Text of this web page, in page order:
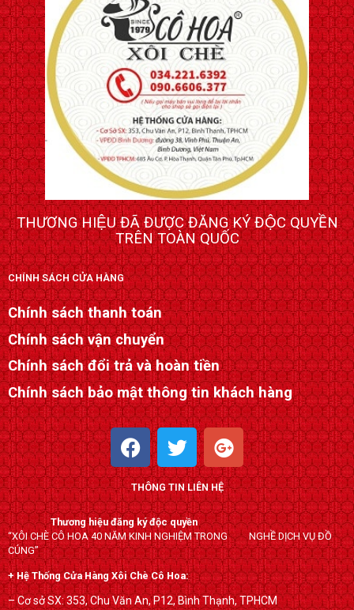
THƯƠNG HIỆU ĐÃ ĐƯỢC ĐĂNG KÝ ĐỘC QUYỀN
TRÊN TOÀN QUỐC
CHÍNH SÁCH CỬA HÀNG
Chính sách thanh toán
Chính sách vận chuyển
Chính sách đổi trả và hoàn tiền
Chính sách bảo mật thông tin khách hàng
F
a
c
e
b
o
o
k
T
w
i
t
t
e
r
G
o
o
g
l
e
-
p
l
THÔNG TIN LIÊN HỆ
Thương hiệu đăng ký độc quyền
“XÔI CHÈ CÔ HOA 40 NĂM KINH NGHIỆM TRONG NGHỀ DỊCH VỤ ĐỒ
CÚNG”
+ Hệ Thống Cửa Hàng Xôi Chè Cô Hoa:
– Cơ sở SX: 353, Chu Văn An, P12, Bình Thạnh, TPHCM